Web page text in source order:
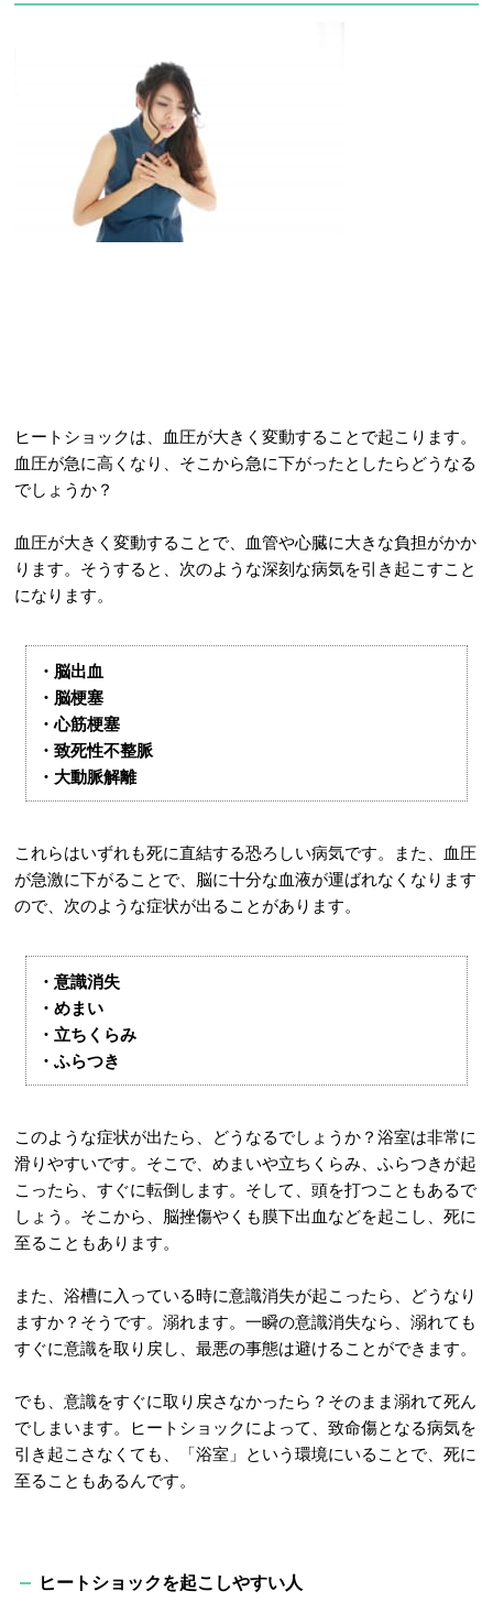
ヒートショックは、血圧が大きく変動することで起こります。
血圧が急に高くなり、そこから急に下がったとしたらどうなる
でしょうか？
血圧が大きく変動することで、血管や心臓に大きな負担がかか
ります。そうすると、次のような深刻な病気を引き起こすこと
になります。
・脳出血
・脳梗塞
・心筋梗塞
・致死性不整脈
・大動脈解離
これらはいずれも死に直結する恐ろしい病気です。また、血圧
が急激に下がることで、脳に十分な血液が運ばれなくなります
ので、次のような症状が出ることがあります。
・意識消失
・めまい
・立ちくらみ
・ふらつき
このような症状が出たら、どうなるでしょうか？浴室は非常に
滑りやすいです。そこで、めまいや立ちくらみ、ふらつきが起
こったら、すぐに転倒します。そして、頭を打つこともあるで
しょう。そこから、脳挫傷やくも膜下出血などを起こし、死に
至ることもあります。
また、浴槽に入っている時に意識消失が起こったら、どうなり
ますか？そうです。溺れます。一瞬の意識消失なら、溺れても
すぐに意識を取り戻し、最悪の事態は避けることができます。
でも、意識をすぐに取り戻さなかったら？そのまま溺れて死ん
でしまいます。ヒートショックによって、致命傷となる病気を
引き起こさなくても、「浴室」という環境にいることで、死に
至ることもあるんです。
ヒートショックを起こしやすい人